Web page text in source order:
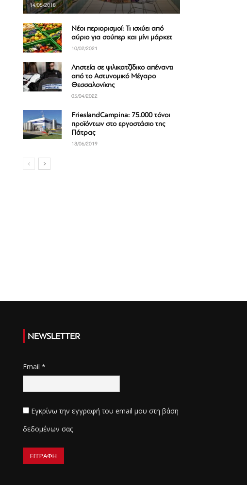
14/05/2018
Νέοι περιορισμοί: Τι ισχύει από
αύριο για σούπερ και μίνι μάρκετ
10/02/2021
Ληστεία σε ψιλικατζίδικο απέναντι
από το Αστυνομικό Μέγαρο
Θεσσαλονίκης
05/04/2022
FrieslandCampina: 75.000 τόνοι
προϊόντων στο εργοστάσιο της
Πάτρας
18/06/2019
NEWSLETTER
Email *
Εγκρίνω την εγγραφή του email μου στη βάση
δεδομένων σας